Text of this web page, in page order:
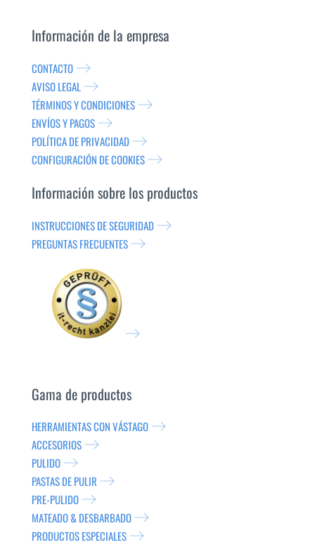
Información de la empresa
CONTACTO
AVISO LEGAL
TÉRMINOS Y CONDICIONES
ENVÍOS Y PAGOS
POLÍTICA DE PRIVACIDAD
CONFIGURACIÓN DE COOKIES
Información sobre los productos
INSTRUCCIONES DE SEGURIDAD
PREGUNTAS FRECUENTES
Gama de productos
HERRAMIENTAS CON VÁSTAGO
ACCESORIOS
PULIDO
PASTAS DE PULIR
PRE-PULIDO
MATEADO & DESBARBADO
PRODUCTOS ESPECIALES